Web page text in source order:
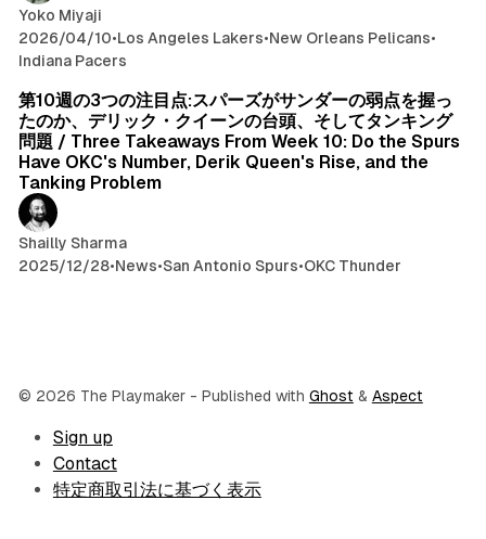
Yoko Miyaji
2026/04/10•Los Angeles Lakers•New Orleans Pelicans•
Indiana Pacers
第10週の3つの注目点:スパーズがサンダーの弱点を握っ
たのか、デリック・クイーンの台頭、そしてタンキング
問題 / Three Takeaways From Week 10: Do the Spurs
Have OKC's Number, Derik Queen's Rise, and the
Tanking Problem
Shailly Sharma
2025/12/28•News•San Antonio Spurs•OKC Thunder
© 2026 The Playmaker- Published with Ghost & Aspect
Sign up
Contact
特定商取引法に基づく表示